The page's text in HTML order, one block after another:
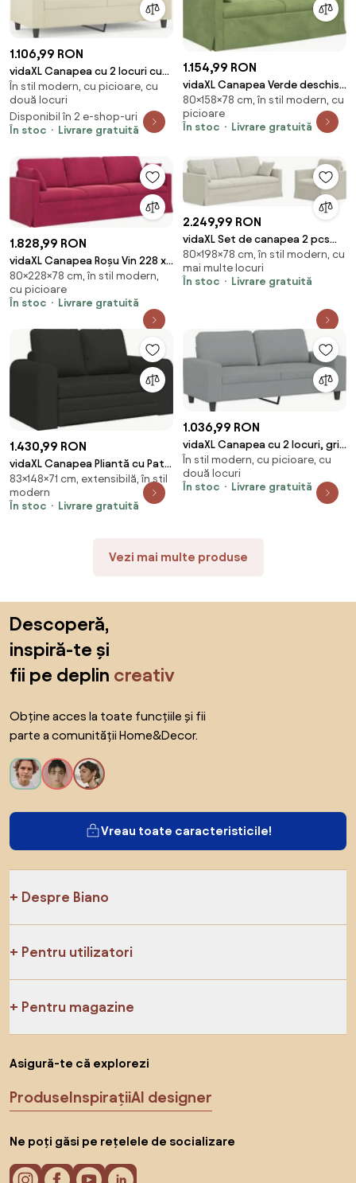
1.106,99 RON
vidaXL Canapea cu 2 locuri cu
pernuțe, crem, 140 cm, piele
ecologică
În stil modern, cu picioare, cu
două locuri
Disponibil în 2 e-shop-uri
În stoc
Livrare gratuită
1.154,99 RON
vidaXL Canapea Verde deschis
158 x 78 x 80 cm Catifea
80×158×78 cm, în stil modern, cu
picioare
În stoc
Livrare gratuită
1.828,99 RON
vidaXL Canapea Roșu Vin 228 x
78 x 80 cm Catifea
80×228×78 cm, în stil modern,
cu picioare
În stoc
Livrare gratuită
2.249,99 RON
vidaXL Set de canapea 2 pcs
Crem 198 x 78 x 80 cm Catifea
80×198×78 cm, în stil modern, cu
mai multe locuri
În stoc
Livrare gratuită
1.430,99 RON
vidaXL Canapea Pliantă cu Pat
Negru 148 x 71 x 83 cm țesătură
83×148×71 cm, extensibilă, în stil
modern
În stoc
Livrare gratuită
1.036,99 RON
vidaXL Canapea cu 2 locuri, gri
deschis, 140 cm, material textil
În stil modern, cu picioare, cu
două locuri
În stoc
Livrare gratuită
Vezi mai multe produse
Descoperă,
inspiră-te și
fii pe deplin creativ
Obține acces la toate funcțiile și fii
parte a comunității Home&Decor.
Vreau toate caracteristicile!
Despre Biano
Pentru utilizatori
Pentru magazine
Asigură-te că explorezi
ProduseInspirațiiAI designer
Ne poți găsi pe rețelele de socializare